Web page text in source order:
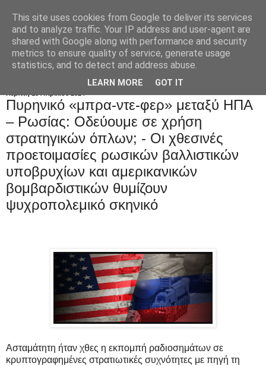
Πυρηνικό «μπρα-ντε-φερ» μεταξύ ΗΠΑ
– Pωσίας: Οδεύουμε σε χρήση
στρατηγικών όπλων; - Οι χθεσινές
προετοιμασίες ρωσικών βαλλιστικών
υποβρυχίων και αμερικανικών
βομβαρδιστικών θυμίζουν
ψυχροπολεμικό σκηνικό
Ασταμάτητη ήταν χθες η εκπομπή ραδιοσημάτων σε
κρυπτογραφημένες στρατιωτικές συχνότητες με πηγή τη
This site uses cookies from Google to deliver its services
and to analyze traffic. Your IP address and user-agent are
shared with Google along with performance and security
metrics to ensure quality of service, generate usage
statistics, and to detect and address abuse.
LEARN MORE GOT IT